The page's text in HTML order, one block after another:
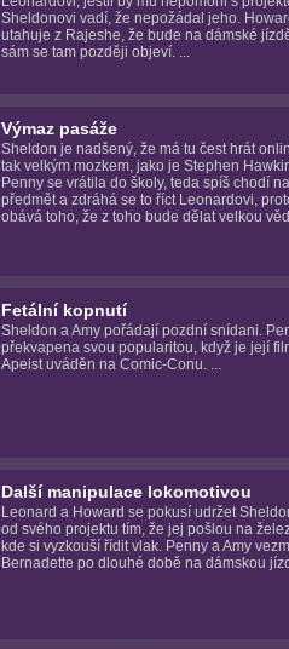
Sheldonovi vadí, že nepožádal jeho.
utahuje z Rajeshe, že bude na dámské
sám se tam později objeví. ...
Výmaz pasáže
Sheldon je nadšený, že má tu čest hrát
tak velkým mozkem, jako je Stephen
Penny se vrátila do školy, teda spíš chodí
předmět a zdráhá se to říct Leonardovi,
obává toho, že z toho bude dělat velkou
Fetální kopnutí
Sheldon a Amy pořádají pozdní snídani.
překvapena svou popularitou, když je její
Apeist uváděn na Comic-Conu. ...
Další manipulace lokomotivou
Leonard a Howard se pokusí udržet
od svého projektu tím, že jej pošlou na
kde si vyzkouší řídit vlak. Penny a Amy
Bernadette po dlouhé době na dámskou